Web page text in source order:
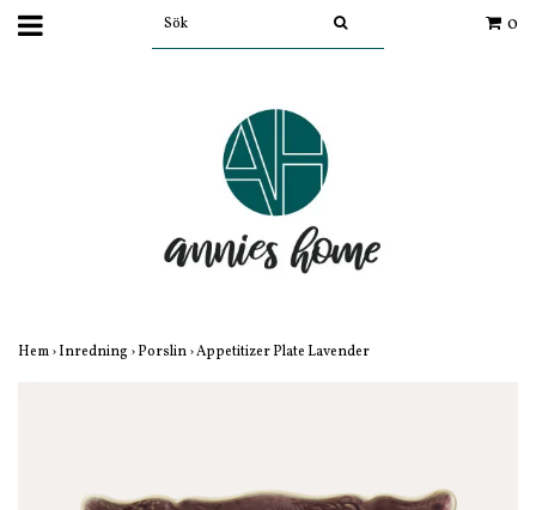
0
Hem›Inredning ›Porslin›Appetitizer Plate Lavender